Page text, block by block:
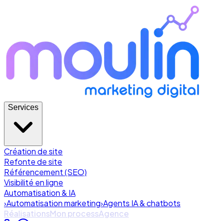
Services
Création de site
Refonte de site
Référencement (SEO)
Visibilité en ligne
Automatisation & IA
›Automatisation marketing›Agents IA & chatbots
RéalisationsMon processAgence